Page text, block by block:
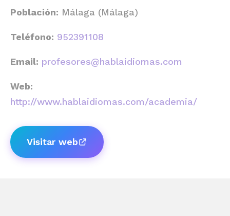
Población: Málaga (Málaga)
Teléfono: 952391108
Email: profesores@hablaidiomas.com
Web:
http://www.hablaidiomas.com/academia/
Visitar web